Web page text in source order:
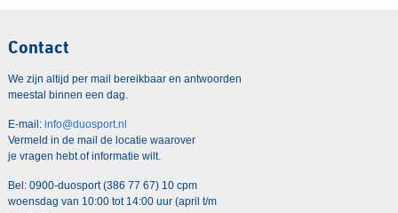
Contact
We zijn altijd per mail bereikbaar en antwoorden
meestal binnen een dag.
E-mail: info@duosport.nl
Vermeld in de mail de locatie waarover
je vragen hebt of informatie wilt.
Bel: 0900-duosport (386 77 67) 10 cpm
woensdag van 10:00 tot 14:00 uur (april t/m